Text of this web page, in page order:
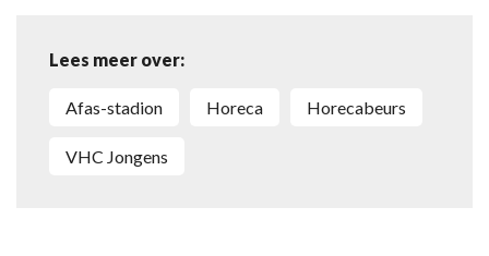
Lees meer over:
Afas-stadion horeca horecabeurs
VHC Jongens